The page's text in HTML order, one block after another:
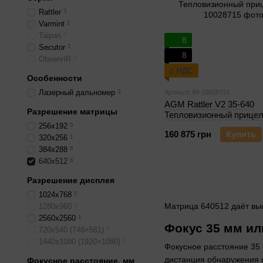
Матрица 640512 даёт
Фокус 35 мм
Фокусное расстояние
дистанция обнаружения
8
8
с НДС
Артикул: 99-10028715
AGM Rattler V2 35-640
Тепловизионный прицел
160 875 грн
Купить
Rattler 3
Varmint 1
Taipan
Secutor 1
ObservIR
Особенности
Лазерный дальномер 3
Разрешение матрицы
256x192 5
320x256 1
384x288 6
640x512 6
Разрешение дисплея
1024x768 5
1280х960
2560x2560 1
720x540 (748×561)
1440х1080 (1920×1080)
Фокусное расстояние, мм